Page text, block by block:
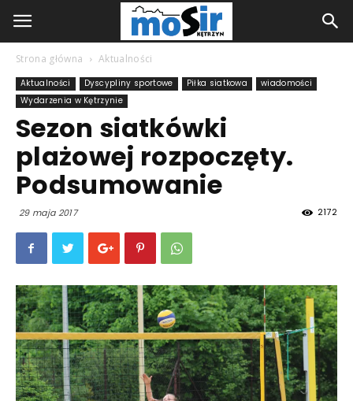
Strona główna Aktualności
Aktualności Dyscypliny sportowe Piłka siatkowa
wiadomości
Wydarzenia w Kętrzynie
Sezon siatkówki
plażowej rozpoczęty.
Podsumowanie
29 maja 2017 2172